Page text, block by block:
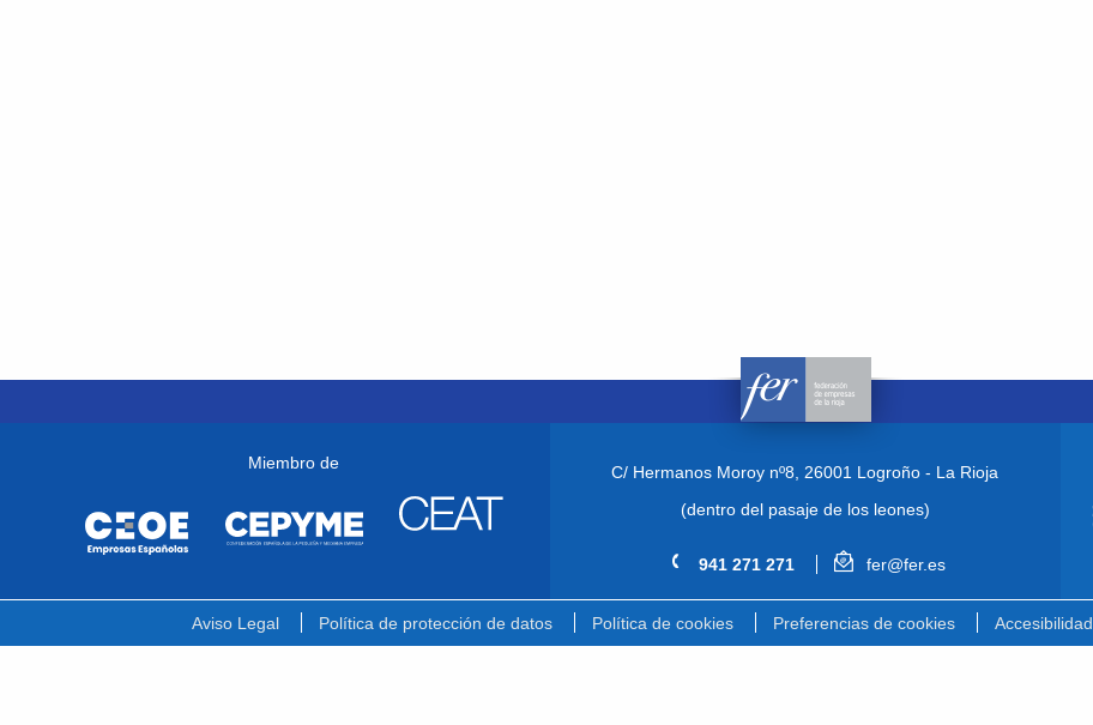
Miembro de C/ Hermanos Moroy nº8,26001 Logroño - La Rioja
(dentro del pasaje de los leones)
941 271 271 fer@fer.es
Aviso Legal Política de protección de datos Política de cookies Preferencias de cookies Accesibilidad